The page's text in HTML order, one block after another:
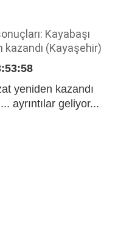
Kayabaşı
kazandı (Kayaşehir)
yeniden kazandı
ayrıntılar geliyor...